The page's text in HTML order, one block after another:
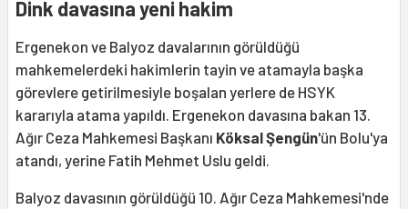
Dink davasına yeni hakim
Ergenekon ve Balyoz davalarının görüldüğü
mahkemelerdeki hakimlerin tayin ve atamayla başka
görevlere getirilmesiyle boşalan yerlere de HSYK
kararıyla atama yapıldı. Ergenekon davasına bakan 13.
Ağır Ceza Mahkemesi Başkanı Köksal Şengün'ün Bolu'ya
atandı, yerine Fatih Mehmet Uslu geldi.
Balyoz davasının görüldüğü 10. Ağır Ceza Mahkemesi'nde